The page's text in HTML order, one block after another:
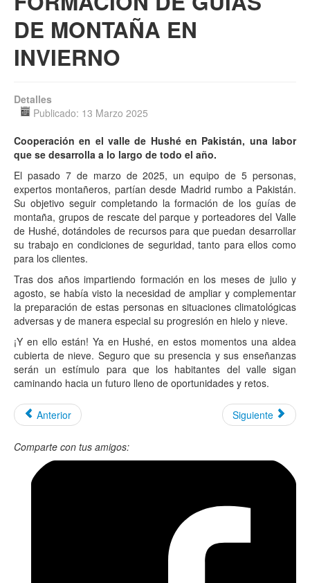
Multimedia
DE MONTAÑA EN
INVIERNO
Detalles
Publicado: 13 Marzo 2025
Cooperación en el valle de Hushé en Pakistán, una labor
que se desarrolla a lo largo de todo el año.
El pasado 7 de marzo de 2025, un equipo de 5 personas,
expertos montañeros, partían desde Madrid rumbo a Pakistán.
Su objetivo seguir completando la formación de los guías de
montaña, grupos de rescate del parque y porteadores del Valle
de Hushé, dotándoles de recursos para que puedan desarrollar
su trabajo en condiciones de seguridad, tanto para ellos como
para los clientes.
Tras dos años impartiendo formación en los meses de julio y
agosto, se había visto la necesidad de ampliar y complementar
la preparación de estas personas en situaciones climatológicas
adversas y de manera especial su progresión en hielo y nieve.
¡Y en ello están! Ya en Hushé, en estos momentos una aldea
cubierta de nieve. Seguro que su presencia y sus enseñanzas
serán un estímulo para que los habitantes del valle sigan
caminando hacia un futuro lleno de oportunidades y retos.
Anterior Siguiente
Comparte con tus amigos: